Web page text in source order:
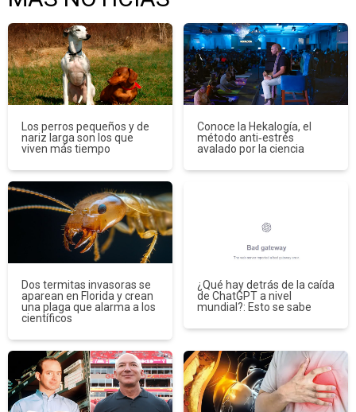
Los perros pequeños y de
nariz larga son los que
viven más tiempo
Conoce la Hekalogía, el
método anti‑estrés
avalado por la ciencia
Dos termitas invasoras se
aparean en Florida y crean
una plaga que alarma a los
científicos
¿Qué hay detrás de la caída
de ChatGPT a nivel
mundial?: Esto se sabe